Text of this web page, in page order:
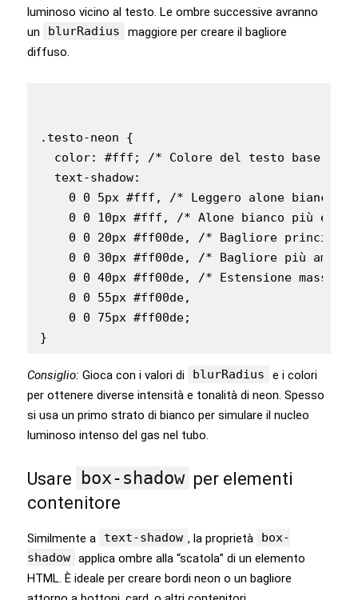
luminoso vicino al testo. Le ombre successive avranno
un
blurRadius
maggiore per creare il bagliore
diffuso.
.testo-neon {
color: #fff; /* Colore del testo base,
  text-shadow:
0 0 5px #fff, /* Leggero alone bianco
0 0 10px #fff, /* Alone bianco più
0 0 20px #ff00de, /* Bagliore
0 0 30px #ff00de, /* Bagliore più ampio
0 0 40px #ff00de, /* Estensione massima
    0 0 55px #ff00de,
    0 0 75px #ff00de;
Consiglio: Gioca con i valori di blurRadius
e i colori
per ottenere diverse intensità e tonalità di neon. Spesso
si usa un primo strato di bianco per simulare il nucleo
luminoso intenso del gas nel tubo.
Usare box-shadow per elementi
contenitore
Similmente a text-shadow , la proprietà
box-
shadow applica ombre alla “scatola” di un elemento
HTML. È ideale per creare bordi neon o un bagliore